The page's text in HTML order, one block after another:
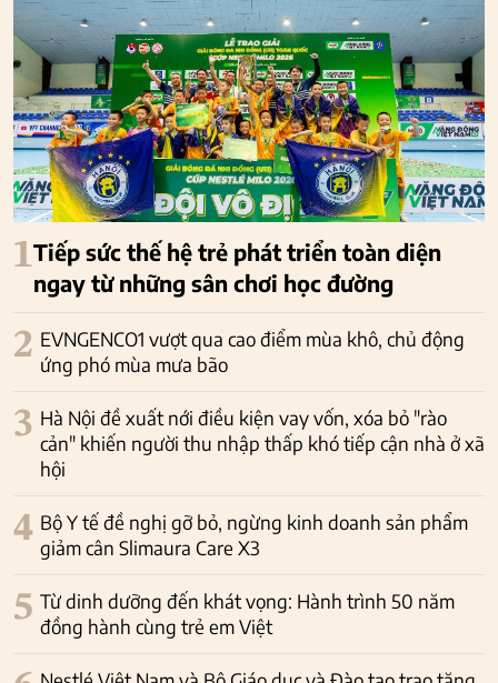
1Tiếp sức thế hệ trẻ phát triển toàn diện
ngay từ những sân chơi học đường
2 EVNGENCO1 vượt qua cao điểm mùa khô, chủ động
ứng phó mùa mưa bão
3 Hà Nội đề xuất nới điều kiện vay vốn, xóa bỏ "rào
cản" khiến người thu nhập thấp khó tiếp cận nhà ở xã
hội
4 Bộ Y tế đề nghị gỡ bỏ, ngừng kinh doanh sản phẩm
giảm cân Slimaura Care X3
5 Từ dinh dưỡng đến khát vọng: Hành trình 50 năm
đồng hành cùng trẻ em Việt